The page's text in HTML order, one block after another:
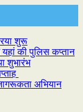
शुरू
की पुलिस कप्तान
शुभारंभ
अभियान